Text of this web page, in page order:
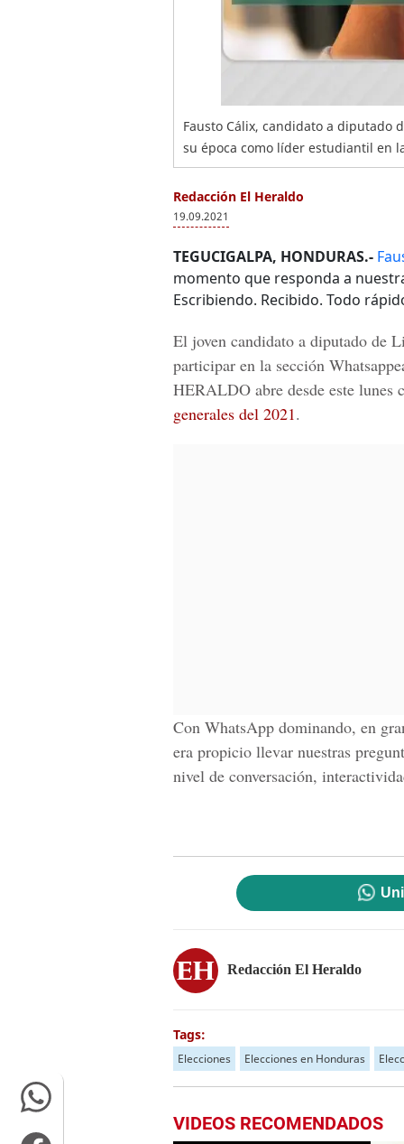
Fausto Cálix, candidato a diputado
su época como líder estudiantil en
Redacción El Heraldo
19.09.2021
TEGUCIGALPA, HONDURAS.-
momento que responda a
Escribiendo. Recibido. Todo
El joven candidato a diputado de
participar en la sección
HERALDO abre desde este lunes
generales del 2021.
Con WhatsApp dominando, en
era propicio llevar nuestras
nivel de conversación,
Redacción El Heraldo
Tags:
Elecciones Elecciones en Honduras
VIDEOS RECOMENDADOS